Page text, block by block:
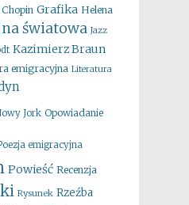
Grafika Helena
światowa Jazz
Kazimierz Braun
emigracyjna Literatura
Jork Opowiadanie
emigracyjna
Powieść Recenzja
Rysunek Rzeźba